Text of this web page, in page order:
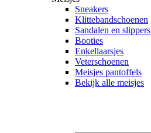
Sneakers
Klittebandschoenen
Sandalen en slippers
Booties
Enkellaarsjes
Veterschoenen
Meisjes pantoffels
Bekijk alle meisjes